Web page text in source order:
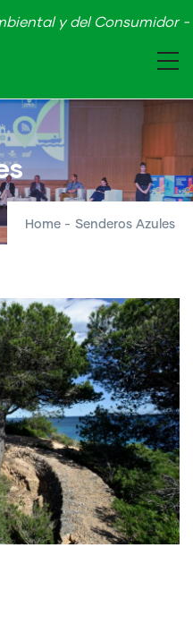
y del Consumidor
Home - Senderos Azules